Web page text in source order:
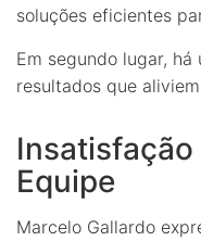
soluções eficientes
Em segundo lugar,
resultados que
Insatisfação
Equipe
Marcelo Gallardo